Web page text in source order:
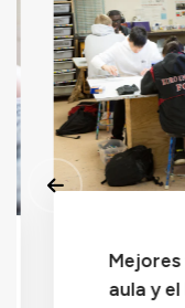
Mejores
aula y el